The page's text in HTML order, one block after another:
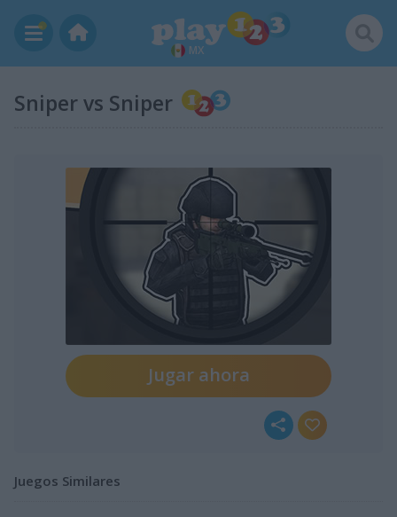
MX
Sniper vs Sniper
Jugar ahora
Juegos Similares